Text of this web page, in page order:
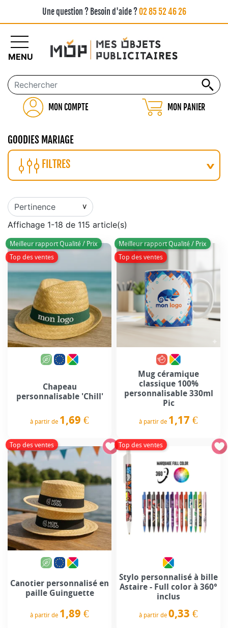
Une question ? Besoin d'aide ?02 85 52 46 26
MON COMPTE MON PANIER
MENU
GOODIES MARIAGE
FILTRES
Affichage 1-18 de 115 article(s)
Meilleur rapport Qualité / Prix
Top des ventes
Chapeau
personnalisable 'Chill'
à partir de 1,69 €
Meilleur rapport Qualité / Prix
Top des ventes
Mug céramique
classique 100%
personnalisable 330ml
Pic
à partir de 1,17 €
Top des ventes
Canotier personnalisé en
paille Guinguette
à partir de 1,89 €
Top des ventes
Stylo personnalisé à bille
Astaire - Full color à 360°
inclus
à partir de 0,33 €